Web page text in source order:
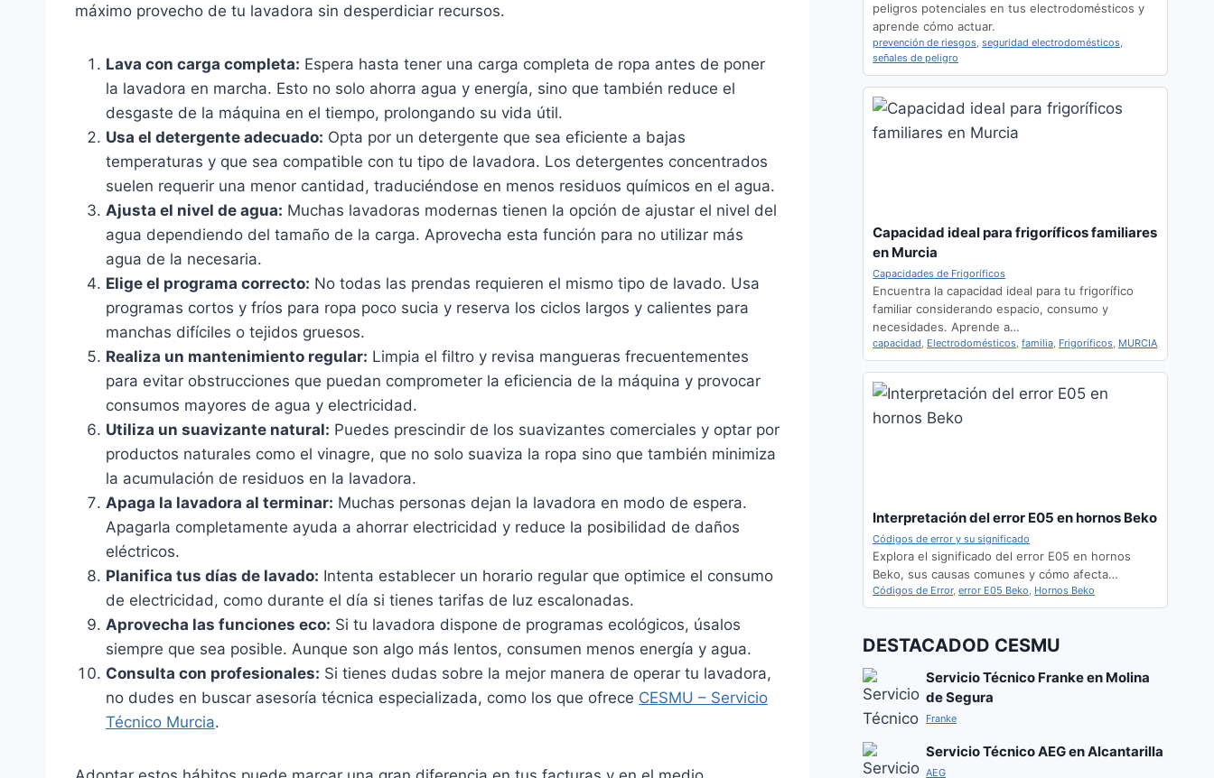
máximo provecho de tu lavadora sin desperdiciar recursos.
Lava con carga completa: Espera hasta tener una carga completa de ropa antes de poner
la lavadora en marcha. Esto no solo ahorra agua y energía, sino que también reduce el
desgaste de la máquina en el tiempo, prolongando su vida útil.
Usa el detergente adecuado: Opta por un detergente que sea eficiente a bajas
temperaturas y que sea compatible con tu tipo de lavadora. Los detergentes concentrados
suelen requerir una menor cantidad, traduciéndose en menos residuos químicos en el agua.
Ajusta el nivel de agua: Muchas lavadoras modernas tienen la opción de ajustar el nivel del
agua dependiendo del tamaño de la carga. Aprovecha esta función para no utilizar más
agua de la necesaria.
Elige el programa correcto: No todas las prendas requieren el mismo tipo de lavado. Usa
programas cortos y fríos para ropa poco sucia y reserva los ciclos largos y calientes para
manchas difíciles o tejidos gruesos.
Realiza un mantenimiento regular: Limpia el filtro y revisa mangueras frecuentementes
para evitar obstrucciones que puedan comprometer la eficiencia de la máquina y provocar
consumos mayores de agua y electricidad.
Utiliza un suavizante natural: Puedes prescindir de los suavizantes comerciales y optar por
productos naturales como el vinagre, que no solo suaviza la ropa sino que también minimiza
la acumulación de residuos en la lavadora.
Apaga la lavadora al terminar: Muchas personas dejan la lavadora en modo de espera.
Apagarla completamente ayuda a ahorrar electricidad y reduce la posibilidad de daños
eléctricos.
Planifica tus días de lavado: Intenta establecer un horario regular que optimice el consumo
de electricidad, como durante el día si tienes tarifas de luz escalonadas.
Aprovecha las funciones eco: Si tu lavadora dispone de programas ecológicos, úsalos
siempre que sea posible. Aunque son algo más lentos, consumen menos energía y agua.
Consulta con profesionales: Si tienes dudas sobre la mejor manera de operar tu lavadora,
no dudes en buscar asesoría técnica especializada, como los que ofrece CESMU – Servicio
Técnico Murcia.
peligros potenciales en tus electrodomésticos y
aprende cómo actuar.
prevención de riesgos,seguridad electrodomésticos,
señales de peligro
Capacidad ideal para frigoríficos familiares
en Murcia
Capacidades de Frigoríficos
Encuentra la capacidad ideal para tu frigorífico
familiar considerando espacio, consumo y
necesidades. Aprende a…
capacidad, Electrodomésticos,familia, Frigoríficos, MURCIA
Interpretación del error E05 en hornos Beko
Códigos de error y su significado
Explora el significado del error E05 en hornos
Beko, sus causas comunes y cómo afecta…
Códigos de Error,error E05 Beko, Hornos Beko
DESTACADOD CESMU
Servicio Técnico Franke en Molina
de Segura
Franke
Servicio Técnico AEG en Alcantarilla
AEG